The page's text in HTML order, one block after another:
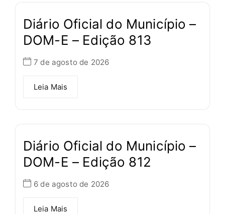
Diário Oficial do Município –
DOM-E – Edição 813
7 de agosto de 2026
Leia Mais
Diário Oficial do Município –
DOM-E – Edição 812
6 de agosto de 2026
Leia Mais